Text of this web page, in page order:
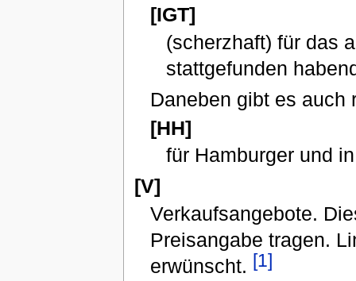
[IGT]
(scherzhaft) für das
stattgefunden
Daneben gibt es auch
[HH]
für Hamburger und
[V]
Verkaufsangebote.
Preisangabe tragen.
erwünscht. [1]